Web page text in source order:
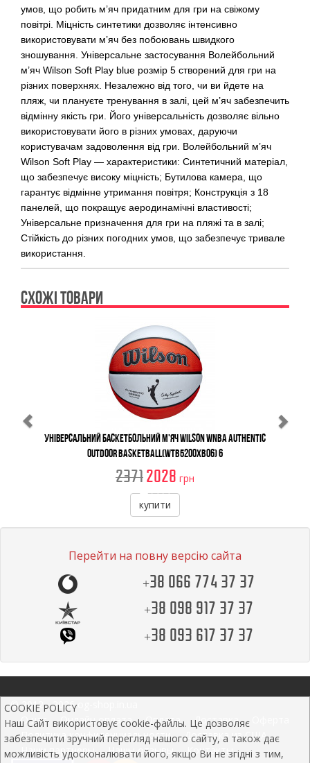
умов, що робить м’яч придатним для гри на свіжому
повітрі. Міцність синтетики дозволяє інтенсивно
використовувати м’яч без побоювань швидкого
зношування. Універсальне застосування Волейбольний
м’яч Wilson Soft Play blue розмір 5 створений для гри на
різних поверхнях. Незалежно від того, чи ви йдете на
пляж, чи плануєте тренування в залі, цей м’яч забезпечить
відмінну якість гри. Його універсальність дозволяє вільно
використовувати його в різних умовах, даруючи
користувачам задоволення від гри. Волейбольний м’яч
Wilson Soft Play — характеристики: Синтетичний матеріал,
що забезпечує високу міцність; Бутилова камера, що
гарантує відмінне утримання повітря; Конструкція з 18
панелей, що покращує аеродинамічні властивості;
Універсальне призначення для гри на пляжі та в залі;
Стійкість до різних погодних умов, що забезпечує тривале
використання.
СХОЖІ ТОВАРИ
Універсальний Баскетбольний М'яч Wilson WNBA Authentic
Outdoor Basketball(WTB5200XB06) 6
23712028 грн
купити
Перейти на повну версію сайта
+38 066 774 37 37
+38 098 917 37 37
+38 093 617 37 37
© 2012 - 2026 og-shop.in.ua
О нас
Онлайн оплата Оплата Доставка
Политика конфиденциальности
Доставка из США
Наши партнеры
Нашы отзывы Контакты
COOKIE POLICY
Наш Сайт використовує cookie-файлы. Це дозволяє
забезпечити зручний перегляд нашого сайту, а також дає
можливість удосконалювати його, якщо Ви не згідні з тим,